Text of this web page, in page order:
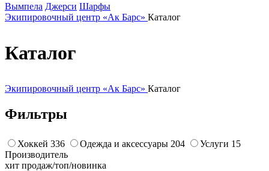
Вымпела Джерси Шарфы
Экипировочный центр «Ак Барс» Каталог
Каталог
Экипировочный центр «Ак Барс» Каталог
Фильтры
Хоккей 336 Одежда и аксессуары 204 Услуги 15
Производитель
хит продаж/топ/новинка